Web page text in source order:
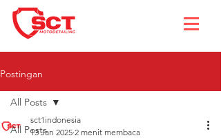
Postingan
All Posts
All Posts
sct1indonesia
13 Jan 2025 2 menit membaca